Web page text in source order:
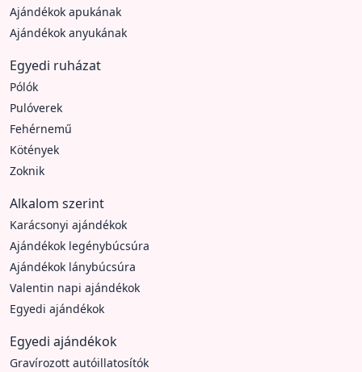
Ajándékok apukának
Ajándékok anyukának
Egyedi ruházat
Pólók
Pulóverek
Fehérnemű
Kötények
Zoknik
Alkalom szerint
Karácsonyi ajándékok
Ajándékok legénybúcsúra
Ajándékok lánybúcsúra
Valentin napi ajándékok
Egyedi ajándékok
Egyedi ajándékok
Gravírozott autóillatosítók